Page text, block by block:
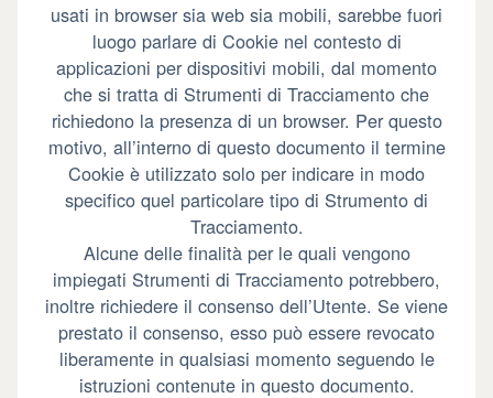
usati in browser sia web sia mobili, sarebbe fuori
luogo parlare di Cookie nel contesto di
applicazioni per dispositivi mobili, dal momento
che si tratta di Strumenti di Tracciamento che
richiedono la presenza di un browser. Per questo
motivo, all’interno di questo documento il termine
Cookie è utilizzato solo per indicare in modo
specifico quel particolare tipo di Strumento di
Tracciamento.
Alcune delle finalità per le quali vengono
impiegati Strumenti di Tracciamento potrebbero,
inoltre richiedere il consenso dell’Utente. Se viene
prestato il consenso, esso può essere revocato
liberamente in qualsiasi momento seguendo le
istruzioni contenute in questo documento.